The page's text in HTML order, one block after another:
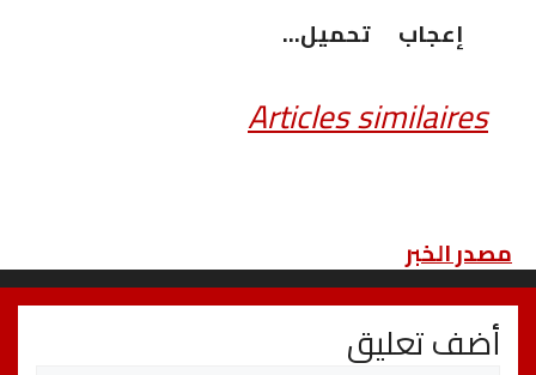
إعجاب تحميل…
Articles similaires
مصدر الخبر
أضف تعليق